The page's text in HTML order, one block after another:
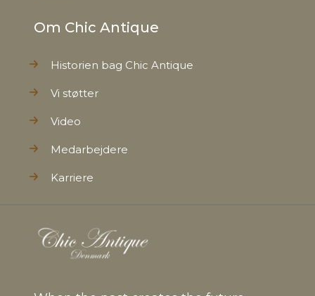
Om Chic Antique
Historien bag Chic Antique
Vi støtter
Video
Medarbejdere
Karriere